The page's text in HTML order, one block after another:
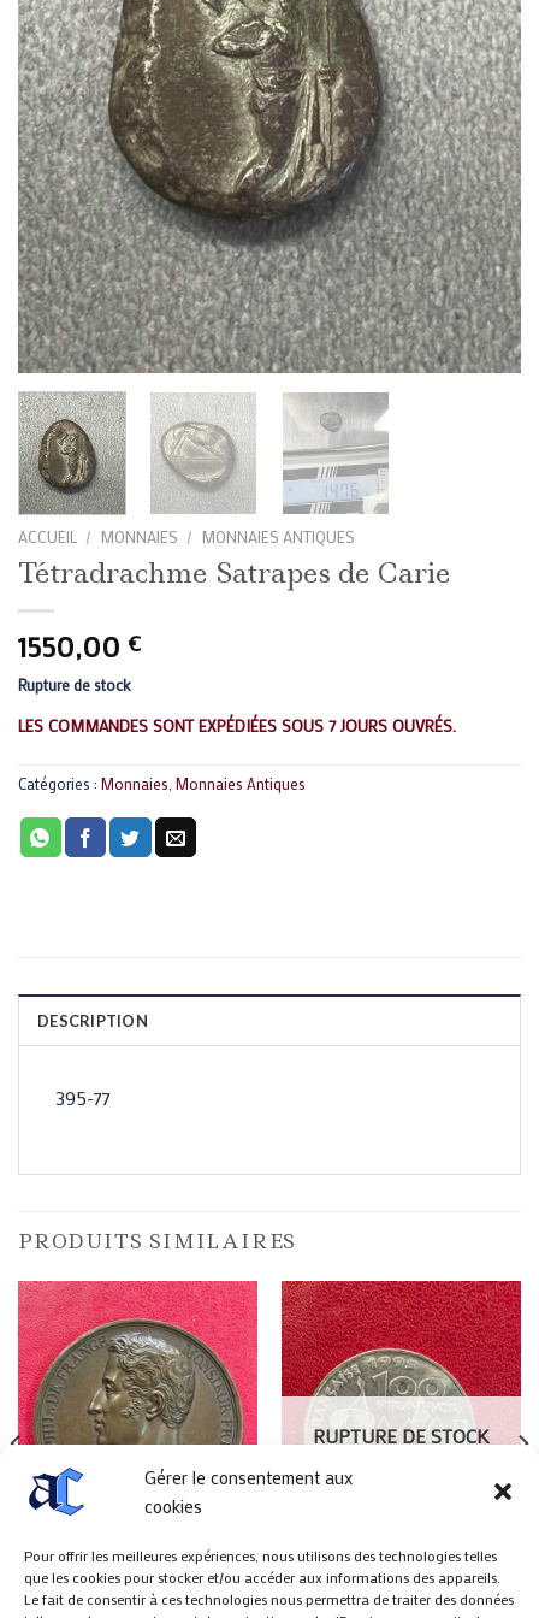
Gérer le consentement aux
cookies
Pour offrir les meilleures expériences, nous utilisons des technologies telles
que les cookies pour stocker et/ou accéder aux informations des appareils.
Le fait de consentir à ces technologies nous permettra de traiter des données
ACCUEIL / MONNAIES / MONNAIES ANTIQUES
Tétradrachme Satrapes de Carie
1550,00 €
Rupture de stock
LES COMMANDES SONT EXPÉDIÉES SOUS 7 JOURS OUVRÉS.
Catégories : Monnaies Monnaies Antiques
DESCRIPTION
395-77
PRODUITS SIMILAIRES
MÉDAILLES
Médaille Charles Philippe de
RUPTURE DE STOCK
MONNAIES
100 Francs 8 Mai 1945